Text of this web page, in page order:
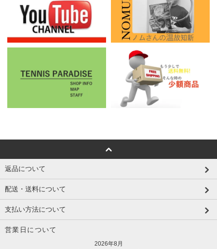
返品について
配送・送料について
支払い方法について
営業日について
2026年8月